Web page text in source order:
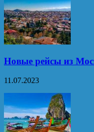
Новые рейсы из
11.07.2023